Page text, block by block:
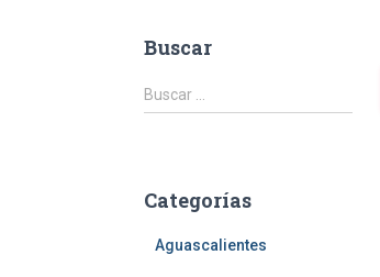
Buscar
B
u
r
Buscar …
Categorías
Aguascalientes